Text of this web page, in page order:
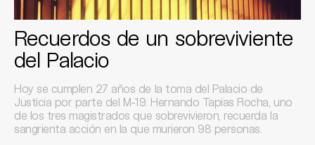
Recuerdos de un sobreviviente
del Palacio
Hoy se cumplen 27 años de la toma del Palacio de
Justicia por parte del M-19. Hernando Tapias Rocha, uno
de los tres magistrados que sobrevivieron, recuerda la
sangrienta acción en la que murieron 98 personas.